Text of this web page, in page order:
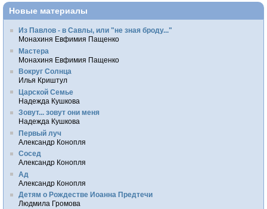
Новые материалы
Из Павлов - в Савлы, или "не зная броду..."
Монахиня Евфимия Пащенко
Мастера
Монахиня Евфимия Пащенко
Вокруг Солнца
Илья Криштул
Царской Семье
Надежда Кушкова
Зовут... зовут они меня
Надежда Кушкова
Первый луч
Александр Конопля
Сосед
Александр Конопля
Ад
Александр Конопля
Детям о Рождестве Иоанна Предтечи
Людмила Громова